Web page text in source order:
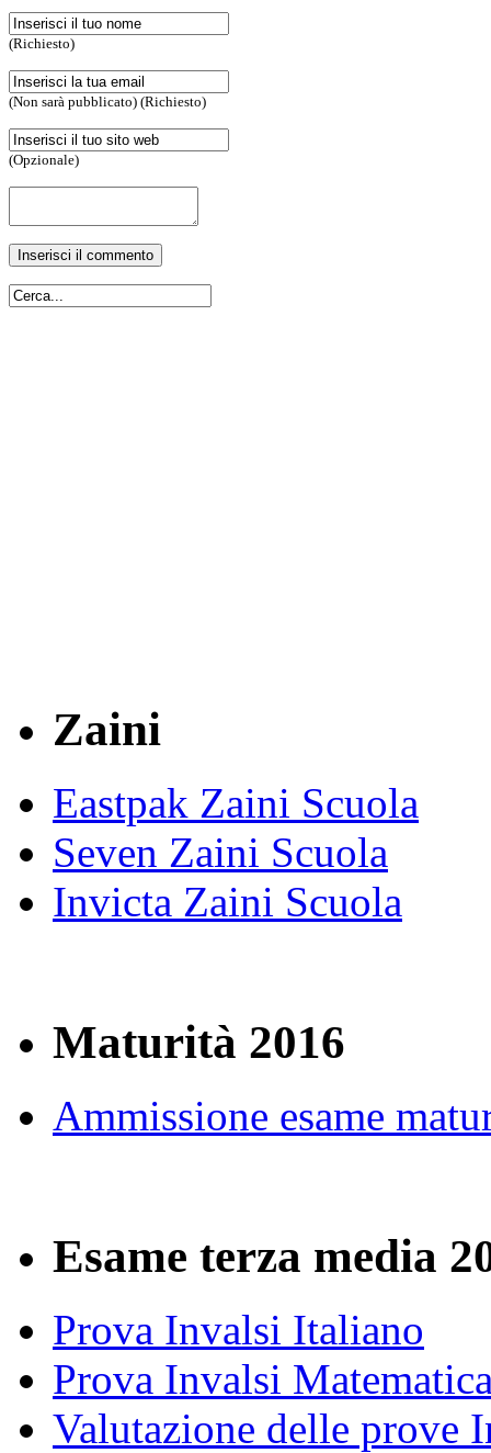
(Richiesto)
(Non sarà pubblicato) (Richiesto)
(Opzionale)
Zaini
Eastpak Zaini Scuola
Seven Zaini Scuola
Invicta Zaini Scuola
Maturità 2016
Ammissione esame
Esame terza media
Prova Invalsi Italiano
Prova Invalsi
Valutazione delle prove